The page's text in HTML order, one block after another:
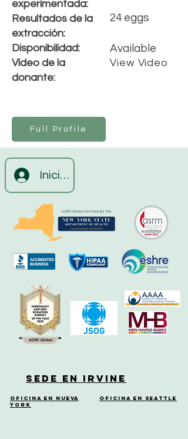
experimentada:
Resultados de la
extracción:
Disponibilidad:
Vídeo de la
donante:
24 eggs
Available
View Video
Full Profile
Iniciar sesión
Sede en Irvine
Oficina en Nueva
York
Oficina en Seattle